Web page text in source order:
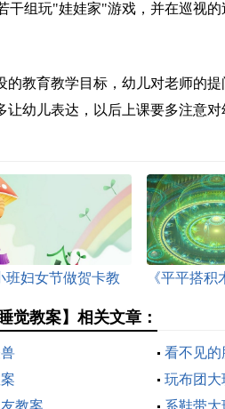
干组玩"娃娃家"游戏，并在巡视的
的教育教学目标，幼儿对老师的
幼儿表达，以后上课要多注意对
班妇女节做贺卡教
《平平搭积
觉教案】相关文章：
看不见的
玩布团大
教案
系鞋带大